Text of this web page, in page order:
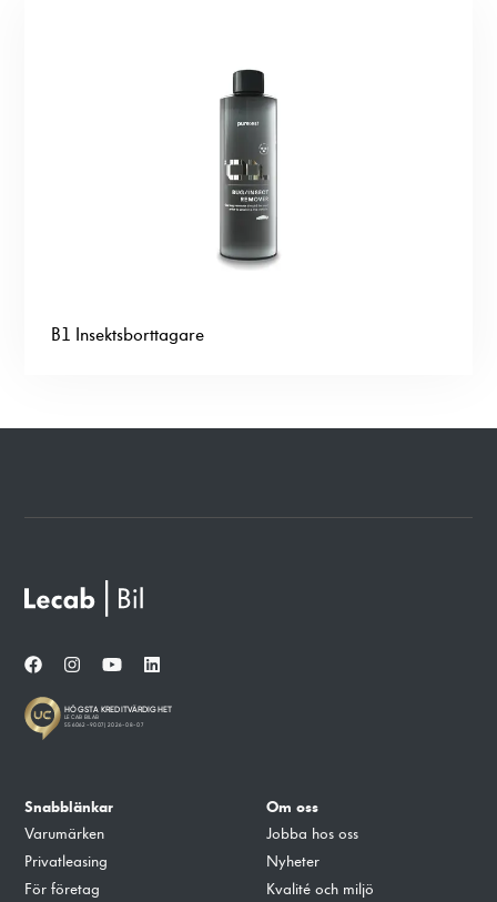
B1 Insektsborttagare
Snabblänkar
Varumärken
Privatleasing
För företag
Om oss
Jobba hos oss
Nyheter
Kvalité och miljö